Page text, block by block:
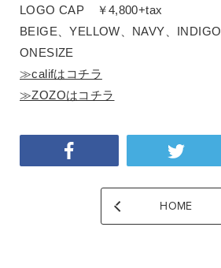
LOGO CAP ￥4,800+tax
BEIGE、YELLOW、NAVY、INDIGO
ONESIZE
≫califはコチラ
≫ZOZOはコチラ
HOME